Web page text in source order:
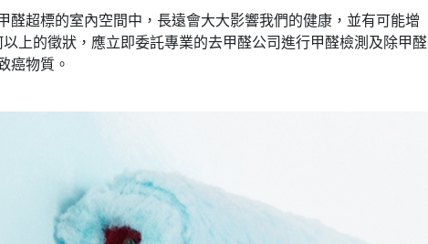
超標的室內空間中，長遠會大大影響我們的健康，並有可能增
上的徵狀，應立即委託專業的去甲醛公司進行甲醛檢測及除甲醛
癌物質。